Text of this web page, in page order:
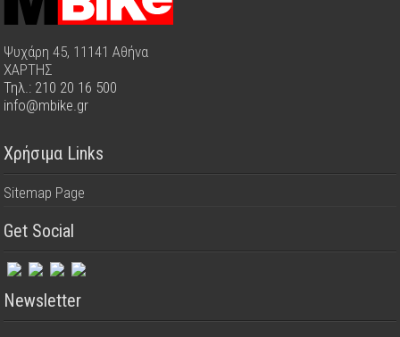
Ψυχάρη 45, 11141 Αθήνα
ΧΑΡΤΗΣ
Τηλ.: 210 20 16 500
info@mbike.gr
Χρήσιμα Links
Sitemap Page
Get Social
Newsletter